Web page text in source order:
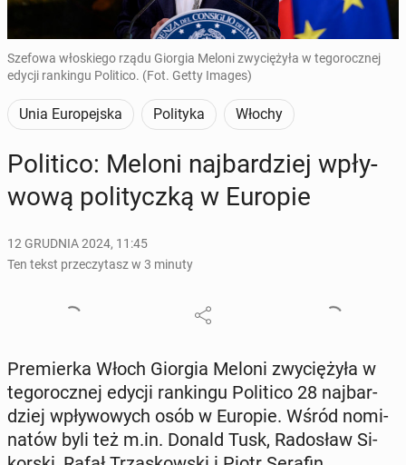
Szefowa włoskiego rządu Giorgia Meloni zwyciężyła w tegorocznej
edycji rankingu Politico. (Fot. Getty Images)
Unia Europejska Polityka Włochy
Po­li­ti­co: Meloni naj­bar­dziej wpły­
wo­wą po­li­tycz­ką w Europie
12 GRUDNIA 2024, 11:45
Ten tekst przeczytasz w 3 minuty
Pre­mier­ka Włoch Giorgia Meloni zwy­cię­ży­ła w
te­go­rocz­nej edycji ran­kin­gu Po­li­ti­co 28 naj­bar­
dziej wpły­wo­wych osób w Europie. Wśród no­mi­
na­tów byli też m.in. Donald Tusk, Ra­do­sław Si­